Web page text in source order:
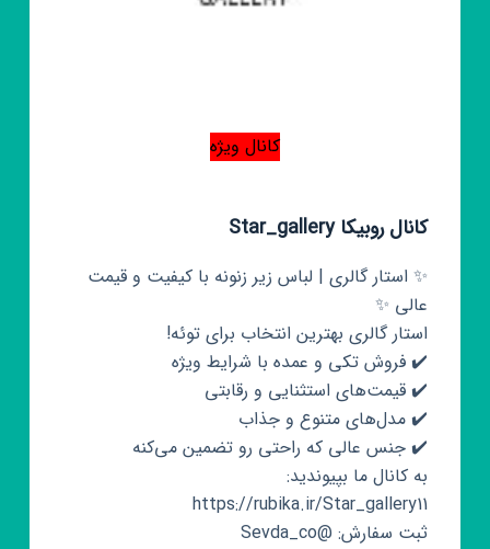
کانال ویژه
کانال روبیکا Star_gallery
✨ استار گالری | لباس زیر زنونه با کیفیت و قیمت
عالی ✨
استار گالری بهترین انتخاب برای توئه!
✔️ فروش تکی و عمده با شرایط ویژه
✔️ قیمت‌های استثنایی و رقابتی
✔️ مدل‌های متنوع و جذاب
✔️ جنس‌ عالی که راحتی رو تضمین می‌کنه
به کانال ما بپیوندید:
https://rubika.ir/Star_gallery11
ثبت سفارش: @Sevda_co